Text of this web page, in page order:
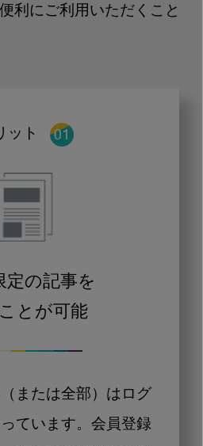
利にご利用いただくこと
ット
定の記事を
とが可能
または全部）はログ
ています。会員登録